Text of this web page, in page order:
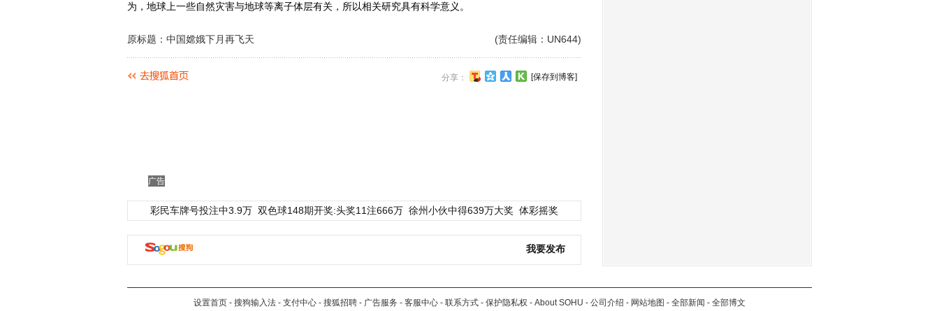
为，地球上一些自然灾害与地球等离子体层有关，所以相关研究具有科学意义。
(责任编辑：UN644)
原标题：中国嫦娥下月再飞天
分享： [保存到博客]
广告
彩民车牌号投注中3.9万 双色球148期开奖:头奖11注666万 徐州小伙中得639万大奖 体彩摇奖
我要发布
设置首页 - 搜狗输入法 - 支付中心 - 搜狐招聘 - 广告服务 - 客服中心 - 联系方式 - 保护隐私权 - About SOHU - 公司介绍 - 网站地图 - 全部新闻 - 全部博文